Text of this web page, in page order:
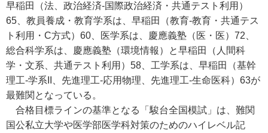
早稲田（法、政治経済-国際政治経済・共通テスト利用）
65、教員養成・教育学系は、早稲田（教育-教育・共通テス
ト利用・C方式）60、医学系は、慶應義塾（医・医）72、
総合科学系は、慶應義塾（環境情報）と早稲田（人間科
学・文系、共通テスト利用）58、工学系は、早稲田（基幹
理工-学系II、先進理工-応用物理、先進理工-生命医科）63が
最難関となっている。
合格目標ラインの基準となる「駿台全国模試」は、難関
国公私立大学や医学部医学科対策のためのハイレベル記